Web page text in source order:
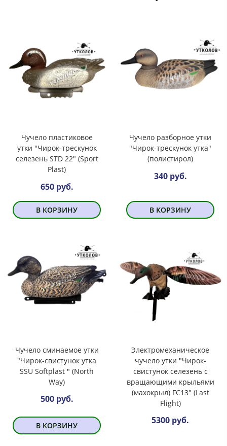
Чучело пластиковое
утки "Чирок-трескунок
селезень STD 22" (Sport
Plast)
650 руб.
В КОРЗИНУ
Чучело разборное утки
"Чирок-трескунок утка"
(полистирол)
340 руб.
В КОРЗИНУ
Чучело сминаемое утки
"Чирок-свистунок утка
SSU Softplast " (North
Way)
500 руб.
В КОРЗИНУ
Электромеханическое
чучело утки "Чирок-
свистунок селезень с
вращающими крыльями
(махокрыл) FC13" (Last
Flight)
5300 руб.